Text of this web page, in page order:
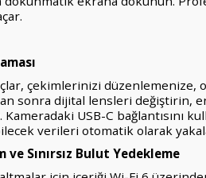
çekimlerinizi düzenlemenize,
sonra dijital lensleri değiştirin,
USB-C bağlantısını
verileri otomatik olarak
ve Sınırsız Bulut Yedekleme